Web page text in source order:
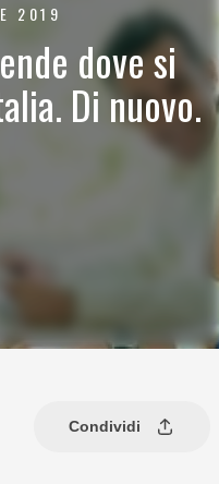
2019
dove si
Di nuovo.
Condividi